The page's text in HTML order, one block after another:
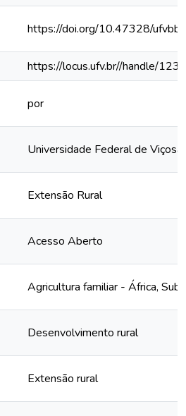
https://doi.org/10.47328/
https://locus.ufv.br//handle/
por
Universidade Federal de Viçosa
Extensão Rural
Acesso Aberto
Agricultura familiar - África,
Desenvolvimento rural
Extensão rural